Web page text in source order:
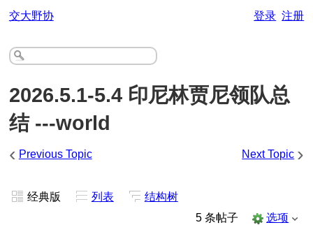
交大野协 登录 注册
2026.5.1-5.4 印尼林贾尼领队总
结 ---world
‹ Previous Topic Next Topic ›
经典版 列表
结构树
5 条帖子
选项